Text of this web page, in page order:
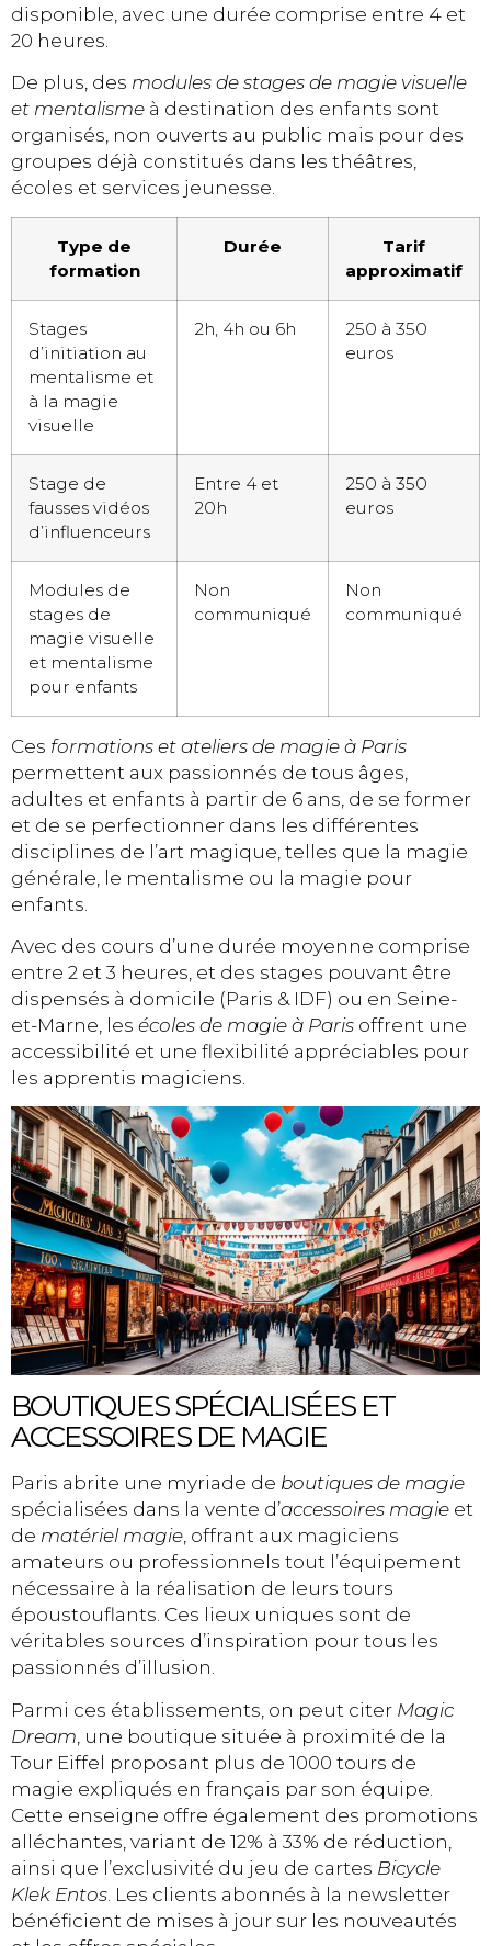
disponible, avec une durée comprise entre 4 et
20 heures.
De plus, des modules de stages de magie visuelle
et mentalisme à destination des enfants sont
organisés, non ouverts au public mais pour des
groupes déjà constitués dans les théâtres,
écoles et services jeunesse.
Type de
formation
Durée
Tarif
approximatif
Stages
d’initiation au
mentalisme et
à la magie
visuelle
2h, 4h ou 6h
250 à 350
euros
Stage de
fausses vidéos
d’influenceurs
Entre 4 et
20h
250 à 350
euros
Modules de
stages de
magie visuelle
et mentalisme
pour enfants
Non
communiqué
Non
communiqué
Ces formations et ateliers de magie à Paris
permettent aux passionnés de tous âges,
adultes et enfants à partir de 6 ans, de se former
et de se perfectionner dans les différentes
disciplines de l’art magique, telles que la magie
générale, le mentalisme ou la magie pour
enfants.
Avec des cours d’une durée moyenne comprise
entre 2 et 3 heures, et des stages pouvant être
dispensés à domicile (Paris & IDF) ou en Seine-
et-Marne, les écoles de magie à Paris offrent une
accessibilité et une flexibilité appréciables pour
les apprentis magiciens.
BOUTIQUES SPÉCIALISÉES ET
ACCESSOIRES DE MAGIE
Paris abrite une myriade de boutiques de magie
spécialisées dans la vente d’accessoires magie et
de matériel magie, offrant aux magiciens
amateurs ou professionnels tout l’équipement
nécessaire à la réalisation de leurs tours
époustouflants. Ces lieux uniques sont de
véritables sources d’inspiration pour tous les
passionnés d’illusion.
Parmi ces établissements, on peut citer Magic
Dream , une boutique située à proximité de la
Tour Eiffel proposant plus de 1000 tours de
magie expliqués en français par son équipe.
Cette enseigne offre également des promotions
alléchantes, variant de 12% à 33% de réduction,
ainsi que l’exclusivité du jeu de cartes Bicycle
Klek Entos . Les clients abonnés à la newsletter
bénéficient de mises à jour sur les nouveautés